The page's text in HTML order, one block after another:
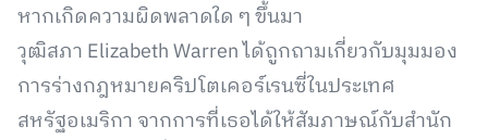
หากเกิดความผิดพลาดใด ๆ ขึ้นมา
วุฒิสภา Elizabeth Warren ได้ถูกถามเกี่ยวกับมุมมอง
การร่างกฎหมายคริปโตเคอร์เรนซี่ในประเทศ
สหรัฐอเมริกา จากการที่เธอได้ให้สัมภาษณ์กับสำนัก